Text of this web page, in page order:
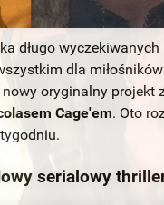
długo
dla
oryginalny projekt
Cage'em. Oto
serialowy